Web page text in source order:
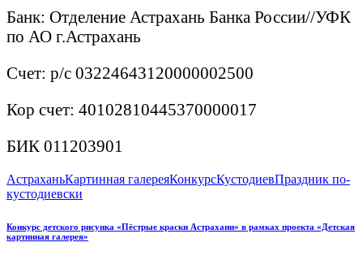
Банк: Отделение Астрахань Банка России//УФК
по АО г.Астрахань
Счет: р/с 03224643120000002500
Кор счет: 40102810445370000017
БИК 011203901
АстраханьКартинная галереяКонкурсКустодиевПраздник по-
кустодиевски
Навигация
Previous
post:
Конкурс детского рисунка «Пёстрые краски Астрахани» в рамках проекта «Детская
картинная галерея»